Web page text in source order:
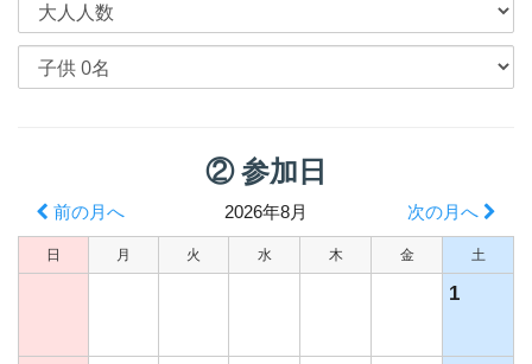
② 参加日
前の月へ 2026年8月 次の月へ
日 月 火 水 木 金 土
1